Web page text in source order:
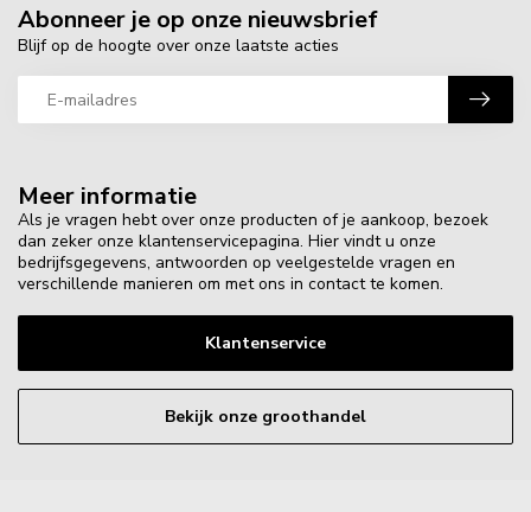
Meer informatie
Als je vragen hebt over onze producten of je aankoop, bezoek
dan zeker onze klantenservicepagina. Hier vindt u onze
bedrijfsgegevens, antwoorden op veelgestelde vragen en
verschillende manieren om met ons in contact te komen.
Klantenservice
Bekijk onze groothandel
Abonneer je op onze nieuwsbrief
Blijf op de hoogte over onze laatste acties